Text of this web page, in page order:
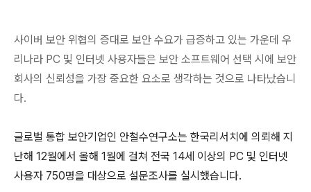
사이버 보안 위협의 증대로 보안 수요가 급증하고 있는 가운데 우
리나라 PC 및 인터넷 사용자들은 보안 소프트웨어 선택 시에 보안
회사의 신뢰성을 가장 중요한 요소로 생각하는 것으로 나타났습니
다.
글로벌 통합 보안기업인 안철수연구소는 한국리서치에 의뢰해 지
난해 12월에서 올해 1월에 걸쳐 전국 14세 이상의 PC 및 인터넷
사용자 750명을 대상으로 설문조사를 실시했습니다.